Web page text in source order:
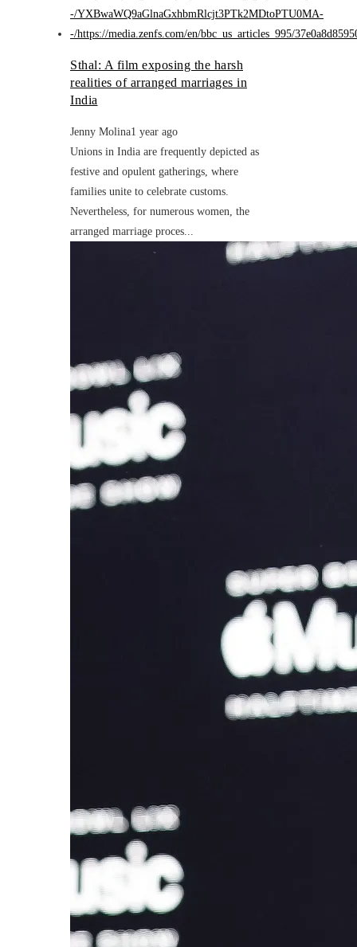
Sthal: A film exposing the harsh
realities of arranged marriages in
India
Jenny Molina1 year ago
Unions in India are frequently depicted as
festive and opulent gatherings, where
families unite to celebrate customs.
Nevertheless, for numerous women, the
arranged marriage proces...